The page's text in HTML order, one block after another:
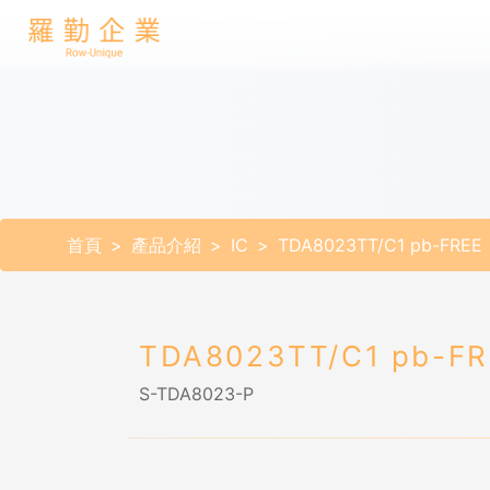
首頁 產品介紹 IC TDA8023TT/C1 pb-FREE
TDA8023TT/C1 pb-
S-TDA8023-P